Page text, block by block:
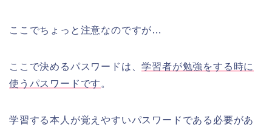
ここでちょっと注意なのですが…
ここで決めるパスワードは、学習者が勉強をする時に
使うパスワードです 。
学習する本人が覚えやすいパスワードである必要があ